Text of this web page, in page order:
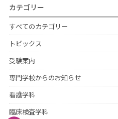
カテゴリー
すべてのカテゴリー
トピックス
受験案内
専門学校からのお知らせ
看護学科
臨床検査学科